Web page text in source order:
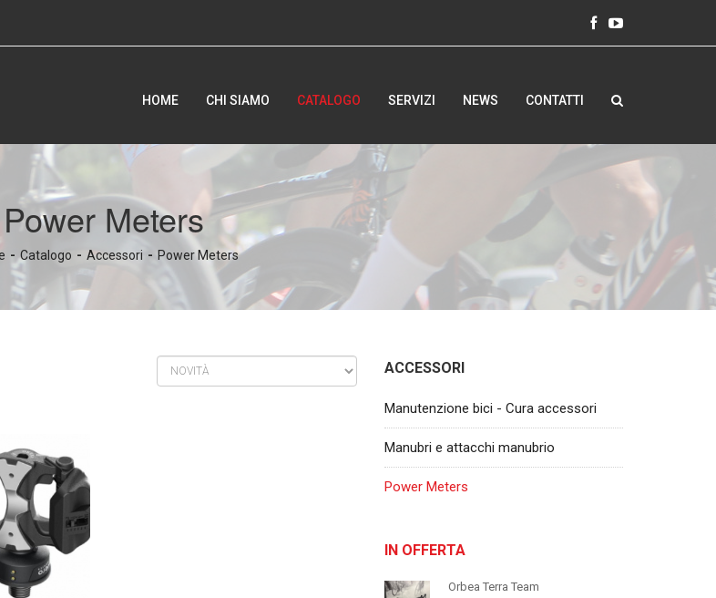
HOME CHI SIAMO CATALOGO SERVIZI NEWS CONTATTI
Power Meters
Catalogo Accessori Power Meters
ACCESSORI
Manutenzione bici - Cura accessori
Manubri e attacchi manubrio
Power Meters
IN OFFERTA
Orbea Terra Team